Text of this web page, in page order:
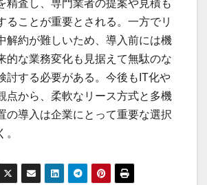
精査し、専門業者の提案や見積も
ることが重要とされる。一方でリ
解約が難しいため、導入前には機
的な業務変化も見据えて無駄のな
討する必要がある。今後もIT化や
点から、柔軟なリース方式と多機
の導入は企業にとって重要な選択